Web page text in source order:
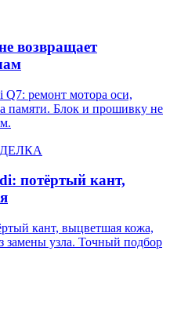
возвращает
Q7: ремонт мотора оси,
памяти. Блок и прошивку не
потёртый кант,
кант, выцветшая кожа,
замены узла. Точный подбор